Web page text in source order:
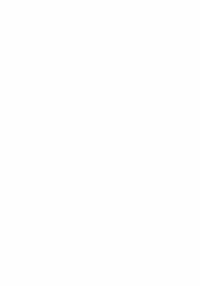
mat ha keleier
hoc'h anv